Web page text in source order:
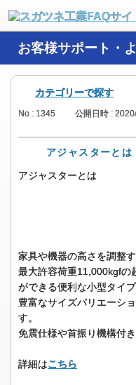
お客様サポート・
カテゴリーで探す
No : 1345 公開日時 :
アジャスターとは
アジャスターとは
家具や機器の高さを調整
最大許容荷重11,000kgfの
ができる便利な小型タイプ
豊富なサイズバリエーシ
す。
免震仕様や首振り機構付
詳細はこちら